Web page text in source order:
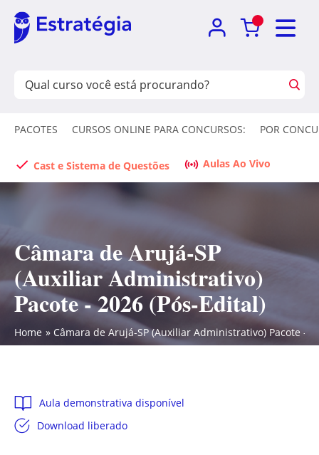
PACOTES CURSOS ONLINE PARA CONCURSOS: POR
Cast e Sistema de Questões Aulas Ao Vivo
Câmara de Arujá-SP
(Auxiliar Administrativo)
Pacote - 2026 (Pós-Edital)
Home Câmara de Arujá-SP (Auxiliar Administrativo) Pacote -
Aula demonstrativa disponível
Download liberado